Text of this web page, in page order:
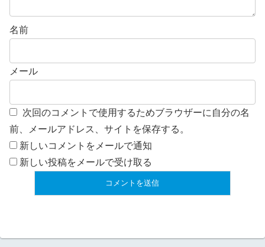
名前
メール
次回のコメントで使用するためブラウザーに自分の名
前、メールアドレス、サイトを保存する。
新しいコメントをメールで通知
新しい投稿をメールで受け取る